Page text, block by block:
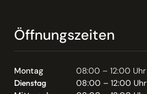
Öffnungszeiten
Montag
08:00 – 12:00 Uhr
Dienstag
08:00 – 12:00 Uhr